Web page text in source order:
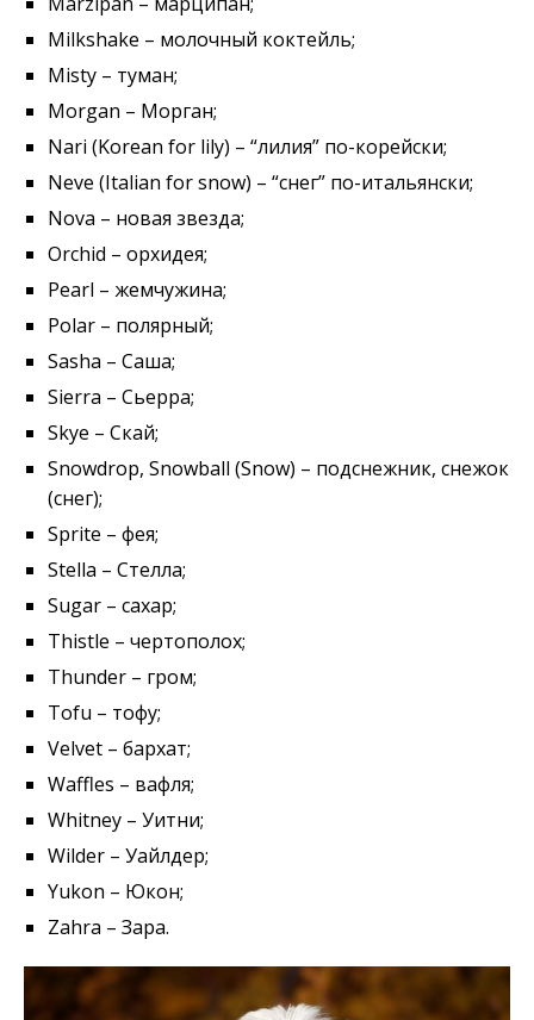
Milkshake – молочный коктейль;
Misty – туман;
Morgan – Морган;
Nari (Korean for lily) – “лилия” по-корейски;
Neve (Italian for snow) – “снег” по-итальянски;
Nova – новая звезда;
Orchid – орхидея;
Pearl – жемчужина;
Polar – полярный;
Sasha – Саша;
Sierrа – Сьерра;
Skye – Скай;
Snowdrop, Snowball (Snow) – подснежник, снежок
(снег);
Sprite – фея;
Stella – Стелла;
Sugar – сахар;
Thistle – чертополох;
Thunder – гром;
Tofu – тофу;
Velvet – бархат;
Waffles – вафля;
Whitney – Уитни;
Wilder – Уайлдер;
Yukon – Юкон;
Zahra – Зара.